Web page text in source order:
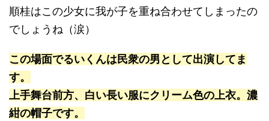
順桂はこの少女に我が子を重ね合わせてしまったの
でしょうね（涙）
この場面でるいくんは民衆の男として出演してま
す。
上手舞台前方、白い長い服にクリーム色の上衣。濃
紺の帽子です。